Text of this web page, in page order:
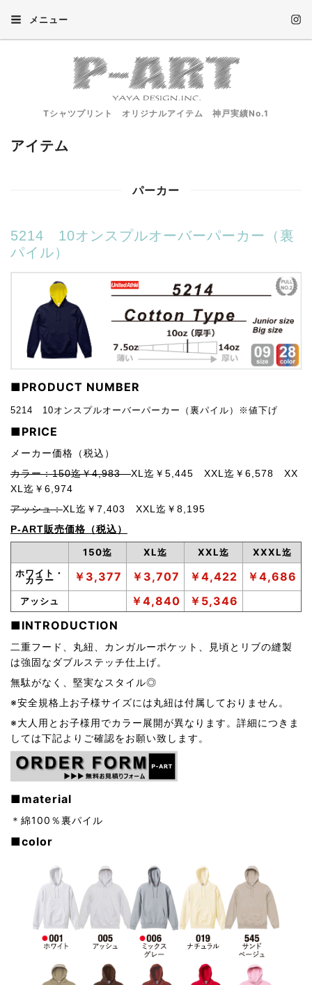
メニュー
Tシャツプリント オリジナルアイテム 神戸実績No.1
アイテム
パーカー
5214 10オンスプルオーバーパーカー（裏
パイル）
■PRODUCT NUMBER
5214 10オンスプルオーバーパーカー（裏パイル）※値下げ
■PRICE
メーカー価格（税込）
カラー：150迄￥4,983XL迄￥5,445 XXL迄￥6,578 XX
XL迄￥6,974
アッシュ：XL迄￥7,403 XXL迄￥8,195
P-ART販売価格（税込）
150迄 XL迄 XXL迄
XXXL迄
ホワイト・
カラー ￥3,377 ￥3,707 ￥4,422 ￥4,686
アッシュ ￥4,840
￥5,346
■INTRODUCTION
二重フード、丸紐、カンガルーポケット、見頃とリブの縫製
は強固なダブルステッチ仕上げ。
無駄がなく、堅実なスタイル◎
※安全規格上お子様サイズには丸紐は付属しておりません。
※大人用とお子様用でカラー展開が異なります。詳細につきま
しては下記よりご確認をお願い致します。
■material
＊綿100％裏パイル
■color